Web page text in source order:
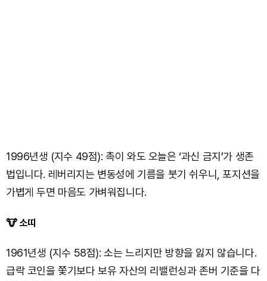
1996년생 (지수 49점): 촉이 와도 오늘은 ‘과신 금지’가 생존
법입니다. 레버리지는 변동성에 기름을 붓기 쉬우니, 포지션을
가볍게 두면 마음도 가벼워집니다.
🐮 소띠
1961년생 (지수 58점): 소는 느리지만 방향을 잃지 않습니다.
급락 코인을 쫓기보다 보유 자산의 리밸런싱과 존버 기준을 다